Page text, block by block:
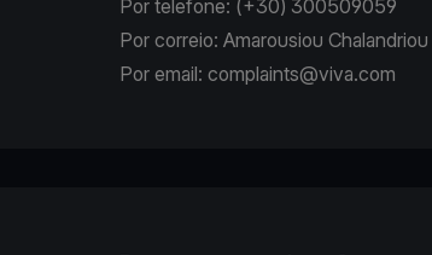
Por telefone: (+30) 300509059
Por correio: Amarousiou
Por email: complaints@viva.com